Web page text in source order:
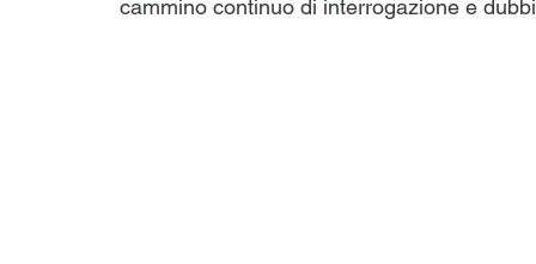
cammino continuo di interrogazione e